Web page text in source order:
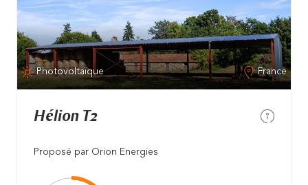
Photovoltaïque France
Hélion T2
Proposé par Orion Energies